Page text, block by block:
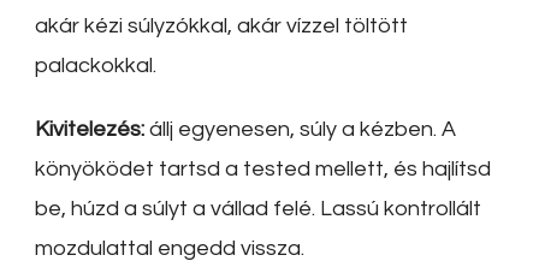
akár kézi súlyzókkal, akár vízzel töltött
palackokkal.
Kivitelezés: állj egyenesen, súly a kézben. A
könyöködet tartsd a tested mellett, és hajlítsd
be, húzd a súlyt a vállad felé. Lassú kontrollált
mozdulattal engedd vissza.